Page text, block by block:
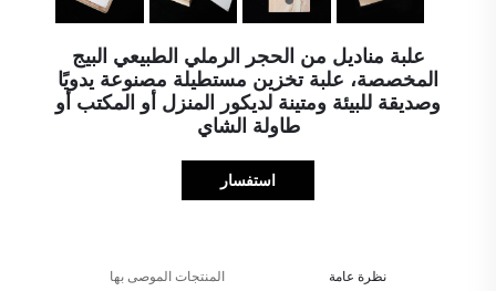
علبة مناديل من الحجر الرملي الطبيعي البيج
المخصصة، علبة تخزين مستطيلة مصنوعة يدويًا
وصديقة للبيئة ومتينة لديكور المنزل أو المكتب أو
طاولة الشاي
استفسار
نظرة عامة المنتجات الموصى بها